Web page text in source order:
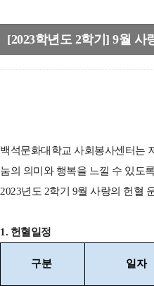
[2023학년도 2학기] 9월 사
백석문화대학교 사회봉사센터는
눔의 의미와 행복을 느낄 수 있도
2023년도 2학기 9월 사랑의 헌혈
1. 헌혈일정
구분 일자